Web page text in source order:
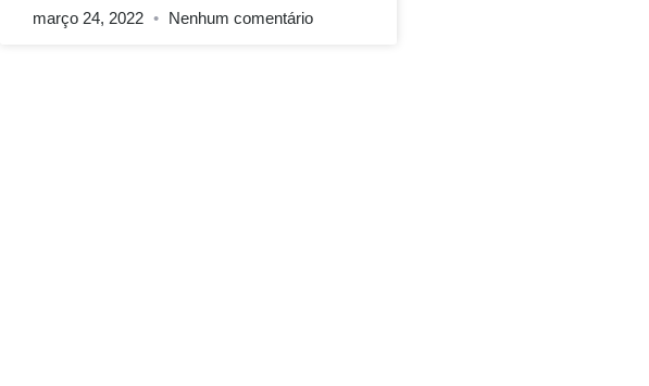
março 24, 2022 Nenhum comentário